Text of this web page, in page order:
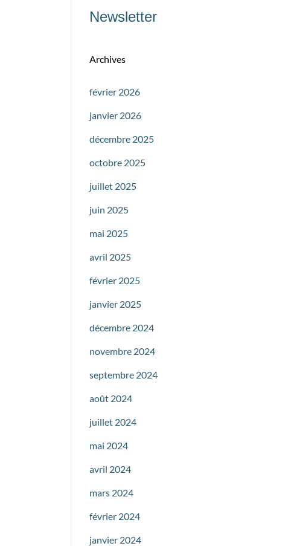
Newsletter
Archives
février 2026
janvier 2026
décembre 2025
octobre 2025
juillet 2025
juin 2025
mai 2025
avril 2025
février 2025
janvier 2025
décembre 2024
novembre 2024
septembre 2024
août 2024
juillet 2024
mai 2024
avril 2024
mars 2024
février 2024
janvier 2024